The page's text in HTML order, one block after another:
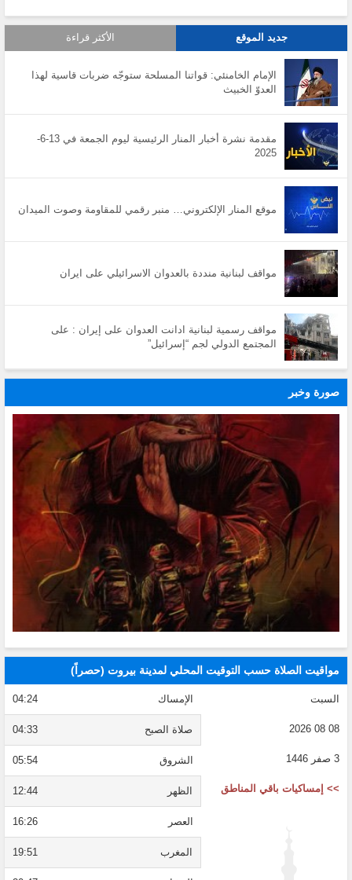
جديد الموقع الأكثر قراءة
الإمام الخامنئي: قواتنا المسلحة ستوجّه ضربات قاسية لهذا
العدوّ الخبيث
مقدمة نشرة أخبار المنار الرئيسية ليوم الجمعة في 13-6-
2025
موقع المنار الإلكتروني… منبر رقمي للمقاومة وصوت الميدان
مواقف لبنانية منددة بالعدوان الاسرائيلي على ايران
مواقف رسمية لبنانية ادانت العدوان على إيران : على
المجتمع الدولي لجم “إسرائيل”
صورة وخبر
مواقيت الصلاة حسب التوقيت المحلي لمدينة بيروت (حصراً)
السبت
08 08 2026
3 صفر 1446
>> إمساكيات باقي المناطق
الإمساك 04:24
صلاة الصبح 04:33
الشروق 05:54
الظهر 12:44
العصر 16:26
المغرب 19:51